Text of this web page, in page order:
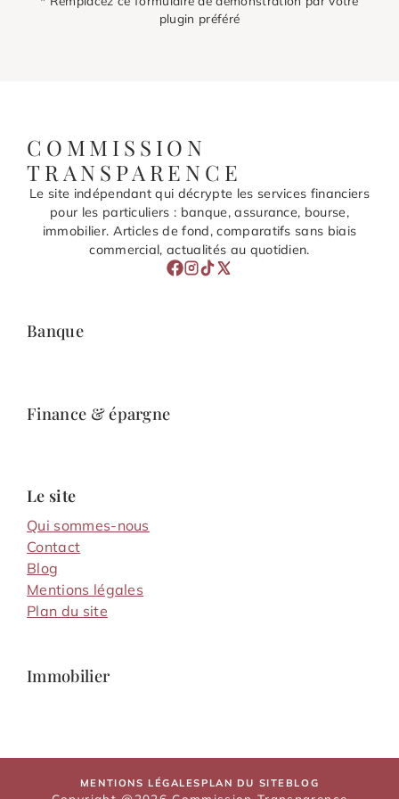
plugin préféré
COMMISSION
TRANSPARENCE
Le site indépendant qui décrypte les services financiers
pour les particuliers : banque, assurance, bourse,
immobilier. Articles de fond, comparatifs sans biais
commercial, actualités au quotidien.
Banque
Finance & épargne
Le site
Qui sommes-nous
Contact
Blog
Mentions légales
Plan du site
Immobilier
MENTIONS LÉGALES PLAN DU SITE BLOG